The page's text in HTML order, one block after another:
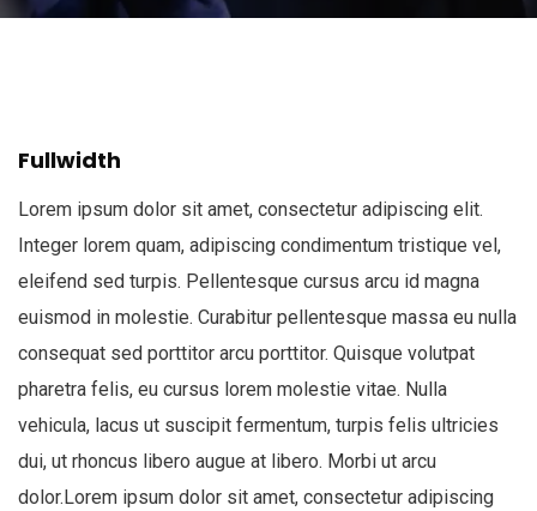
Fullwidth
Lorem ipsum dolor sit amet, consectetur adipiscing elit.
Integer lorem quam, adipiscing condimentum tristique vel,
eleifend sed turpis. Pellentesque cursus arcu id magna
euismod in molestie. Curabitur pellentesque massa eu nulla
consequat sed porttitor arcu porttitor. Quisque volutpat
pharetra felis, eu cursus lorem molestie vitae. Nulla
vehicula, lacus ut suscipit fermentum, turpis felis ultricies
dui, ut rhoncus libero augue at libero. Morbi ut arcu
dolor.Lorem ipsum dolor sit amet, consectetur adipiscing